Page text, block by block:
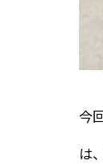
今
は